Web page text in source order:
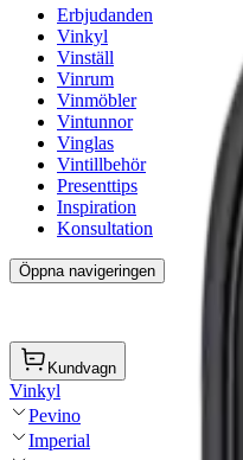
Erbjudanden
Vinkyl
Vinställ
Vinrum
Vinmöbler
Vintunnor
Vinglas
Vintillbehör
Presenttips
Inspiration
Konsultation
Öppna navigeringen
Kundvagn
Vinkyl
Pevino
Imperial